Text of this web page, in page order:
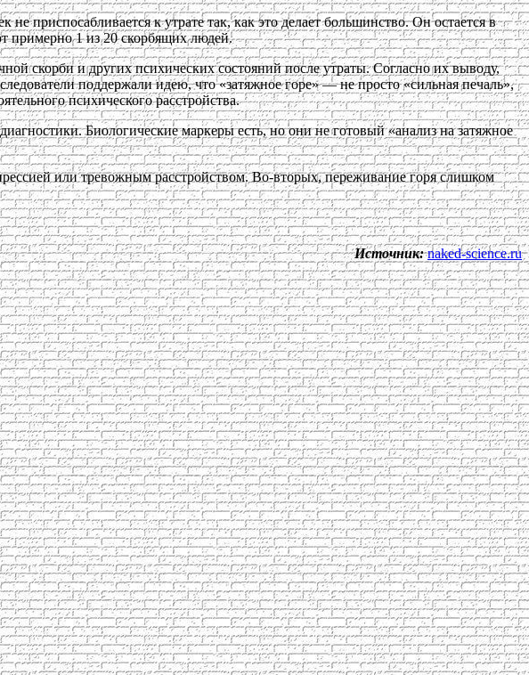
приспосабливается к утрате так, как это делает большинство. Он остается в
примерно 1 из 20 скорбящих людей.
скорби и других психических состояний после утраты. Согласно их выводу,
поддержали идею, что «затяжное горе» — не просто «сильная печаль»,
психического расстройства.
Биологические маркеры есть, но они не готовый «анализ на затяжное
или тревожным расстройством. Во-вторых, переживание горя слишком
Источник: naked-science.ru